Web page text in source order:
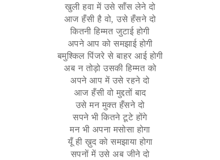
खुली हवा में उसे साँस लेने दो
आज हँसी है वो, उसे हँसने दो
कितनी हिम्मत जुटाई होगी
अपने आप को समझाई होगी
बमुश्किल पिंजरे से बाहर आई होगी
अब न तोड़ो उसकी हिम्मत को
अपने आप में उसे रहने दो
आज हँसी वो मुद्दतों बाद
उसे मन मुक्त हँसने दो
सपने भी कितने टूटे होंगे
मन भी अपना मसोसा होगा
यूँ ही ख़ुद को समझाया होगा
सपनों में उसे अब जीने दो